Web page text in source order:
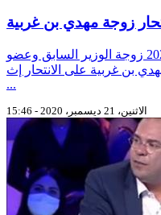
زوجة مهدي بن غربية
أقدمت اليوم الإثنين 21 ديسمبر 2020 زوجة الوزير السابق وعضو
بن غربية على الانتحار إث
...
الاثنين، 21 ديسمبر، 2020 - 15:46